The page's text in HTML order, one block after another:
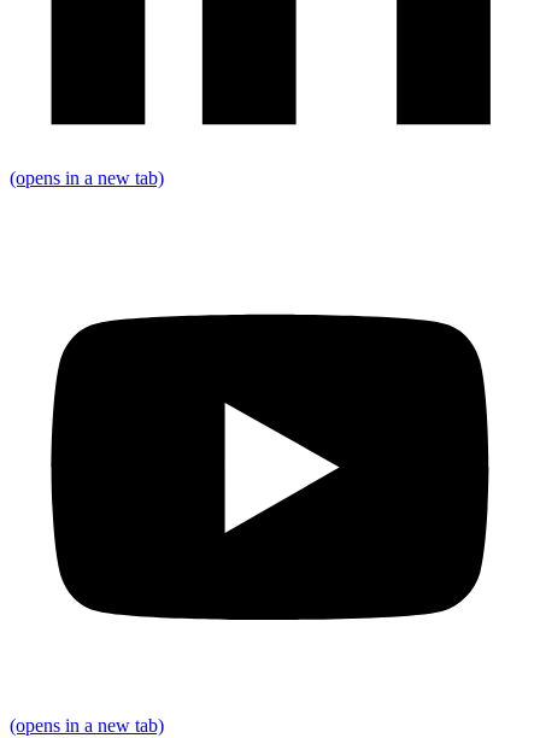
(opens in a new tab)
(opens in a new tab)